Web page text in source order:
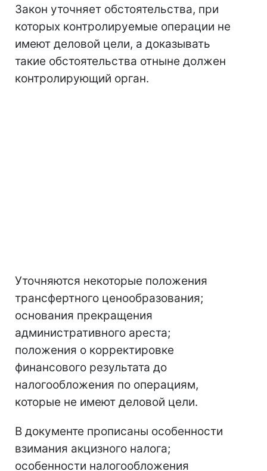
Закон уточняет обстоятельства, при
которых контролируемые операции не
имеют деловой цели, а доказывать
такие обстоятельства отныне должен
контролирующий орган.
Уточняются некоторые положения
трансфертного ценообразования;
основания прекращения
административного ареста;
положения о корректировке
финансового результата до
налогообложения по операциям,
которые не имеют деловой цели.
В документе прописаны особенности
взимания акцизного налога;
особенности налогообложения